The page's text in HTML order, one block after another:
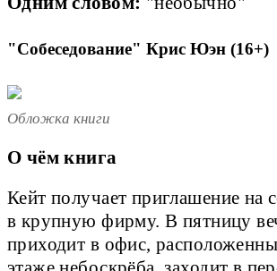
"Собеседование" Крис Юэн (16+)
Обложка книги
О чём книга
Кейт получает приглашение на
в крупную фирму. В пятницу
приходит в офис,